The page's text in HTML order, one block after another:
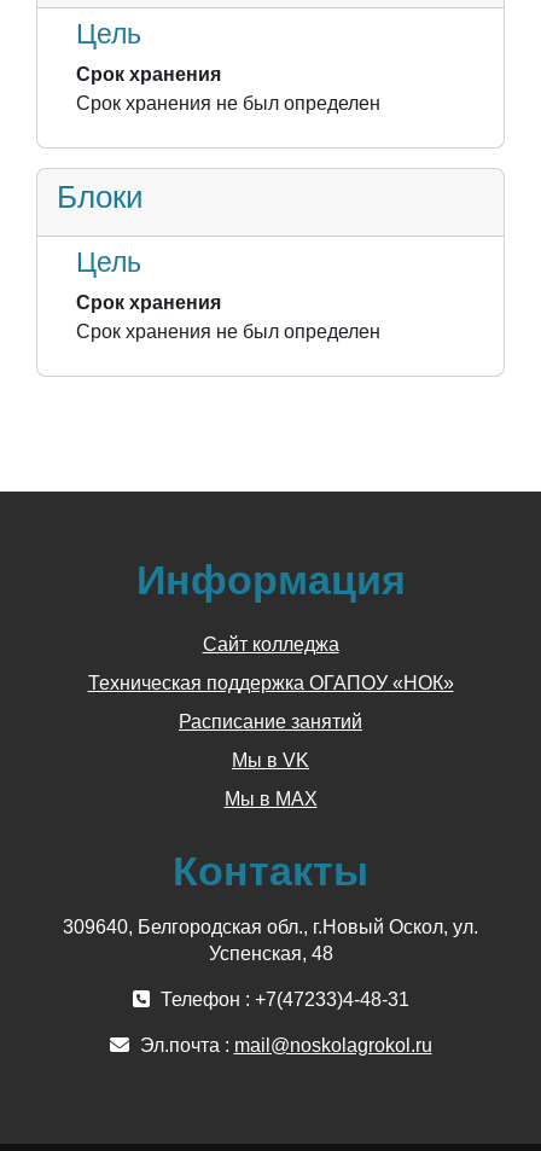
Цель
Срок хранения
Срок хранения не был определен
Блоки
Цель
Срок хранения
Срок хранения не был определен
Информация
Сайт колледжа
Техническая поддержка ОГАПОУ «НОК»
Расписание занятий
Мы в VK
Мы в MAX
Контакты
309640, Белгородская обл., г.Новый Оскол, ул.
Успенская, 48
Телефон : +7(47233)4-48-31
Эл.почта : mail@noskolagrokol.ru